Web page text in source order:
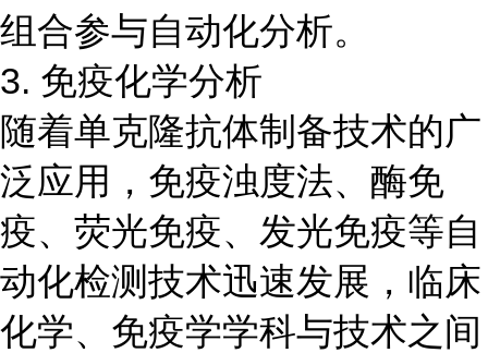
组合参与自动化分析。
3. 免疫化学分析
随着单克隆抗体制备技术的广
泛应用，免疫浊度法、酶免
疫、荧光免疫、发光免疫等自
动化检测技术迅速发展，临床
化学、免疫学学科与技术之间